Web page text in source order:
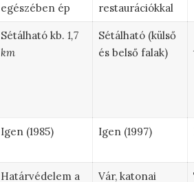
egészében ép
restaurációkkal
Sétálható kb. 1,7
km
Sétálható (külső
és belső falak)
Igen (1985) Igen (1997)
Határvédelem a Vár, katonai